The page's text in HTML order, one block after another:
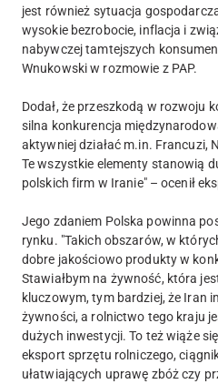
jest również sytuacja
wysokie bezrobocie, inflacja i
nabywczej tamtejszych
Wnukowski w rozmowie z PAP.
Dodał, że przeszkodą w rozwoju
silna konkurencja
aktywniej działać m.in. Francuzi,
Te wszystkie elementy stanowią
polskich firm w Iranie" – ocenił
Jego zdaniem Polska powinna
rynku. "Takich obszarów, w
dobre jakościowo produkty w
Stawiałbym na żywność, która
kluczowym, tym bardziej, że Iran
żywności, a rolnictwo tego kraju
dużych inwestycji. To też wiąże
eksport sprzętu rolniczego,
ułatwiających uprawę zbóż czy